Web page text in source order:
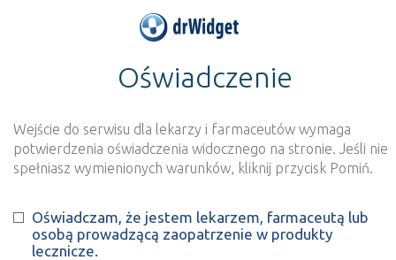
Kontakt
Wszelkie pytania oraz sugestie związane z działaniem serwisu
prosimy kierować na adres:
drwidget@lekseek.com
Oświadczenie
Wejście do serwisu dla lekarzy i farmaceutów wymaga
potwierdzenia oświadczenia widocznego na stronie. Jeśli nie
spełniasz wymienionych warunków, kliknij przycisk Pomiń.
Oświadczam, że jestem lekarzem, farmaceutą lub
osobą prowadzącą zaopatrzenie w produkty
lecznicze.